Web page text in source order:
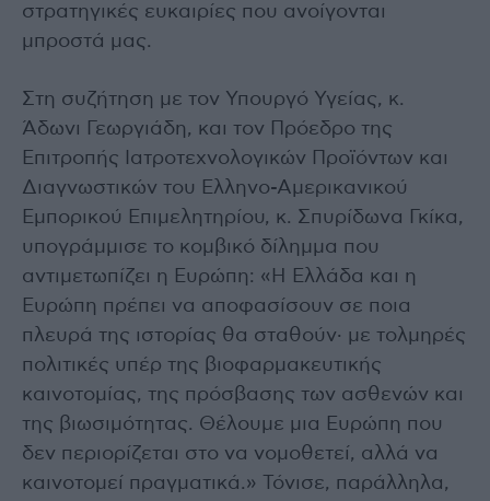
στρατηγικές ευκαιρίες που ανοίγονται
μπροστά μας.
Στη συζήτηση με τον Υπουργό Υγείας, κ.
Άδωνι Γεωργιάδη, και τον Πρόεδρο της
Επιτροπής Ιατροτεχνολογικών Προϊόντων και
Διαγνωστικών του Ελληνο-Αμερικανικού
Εμπορικού Επιμελητηρίου, κ. Σπυρίδωνα Γκίκα,
υπογράμμισε το κομβικό δίλημμα που
αντιμετωπίζει η Ευρώπη: «Η Ελλάδα και η
Ευρώπη πρέπει να αποφασίσουν σε ποια
πλευρά της ιστορίας θα σταθούν· με τολμηρές
πολιτικές υπέρ της βιοφαρμακευτικής
καινοτομίας, της πρόσβασης των ασθενών και
της βιωσιμότητας. Θέλουμε μια Ευρώπη που
δεν περιορίζεται στο να νομοθετεί, αλλά να
καινοτομεί πραγματικά.» Τόνισε, παράλληλα,